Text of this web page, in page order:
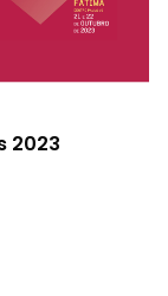
2023